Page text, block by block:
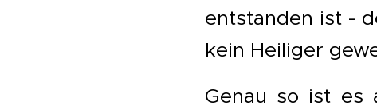
entstanden ist -
kein Heiliger
Genau so ist es